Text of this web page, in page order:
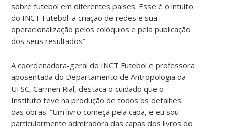
sobre futebol em diferentes países. Esse é o intuito
do INCT Futebol: a criação de redes e sua
operacionalização pelos colóquios e pela publicação
dos seus resultados”.
A coordenadora-geral do INCT Futebol e professora
aposentada do Departamento de Antropologia da
UFSC, Carmen Rial, destaca o cuidado que o
Instituto teve na produção de todos os detalhes
das obras: “Um livro começa pela capa, e eu sou
particularmente admiradora das capas dos livros do